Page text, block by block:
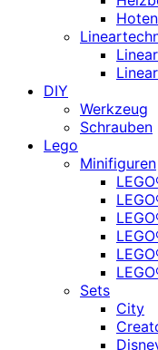
DIY
Werkzeug
Schrauben
Lego
Minifiguren
Sets
City